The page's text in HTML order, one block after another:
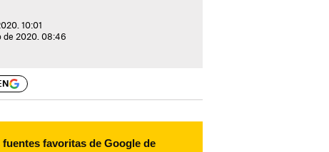
10:01
de 2020. 08:46
favoritas de Google de